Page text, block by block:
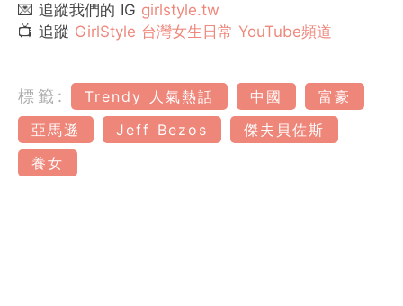
💌 追蹤我們的 IG girlstyle.tw
📺 追蹤 GirlStyle 台灣女生日常 YouTube頻道
標籤: Trendy 人氣熱話 中國
富豪
亞馬遜
Jeff Bezos
傑夫貝佐斯
養女